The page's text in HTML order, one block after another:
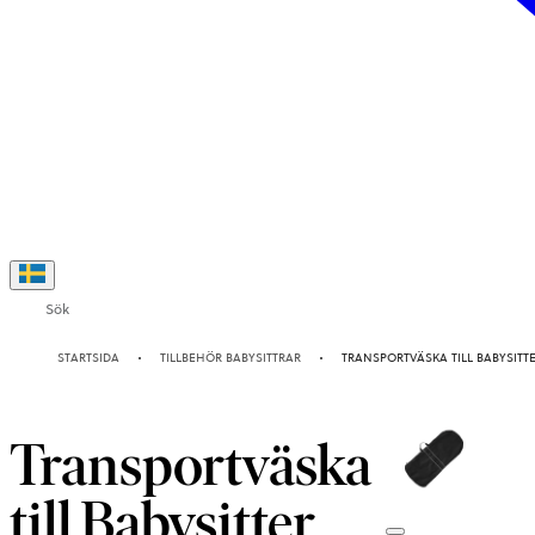
Sök
STARTSIDA TILLBEHÖR BABYSITTRAR TRANSPORTVÄSKA TILL
Transportväska